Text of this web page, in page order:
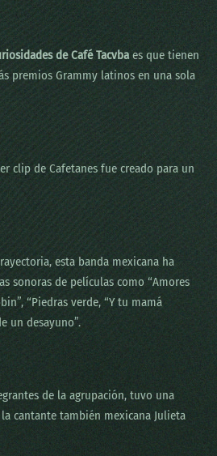
de Café Tacvbaes que tienen
premios Grammy latinos en una sola
clip de Cafetanes fue creado para un
esta banda mexicana ha
sonoras de películas como “Amores
“Piedras verde, “Y tu mamá
un desayuno”.
de la agrupación, tuvo una
cantante también mexicana Julieta